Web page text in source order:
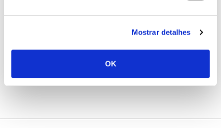
Mostrar detalhes
OK
Natureza e florestas procuram jovens voluntários